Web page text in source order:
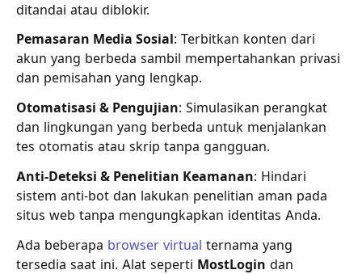
ditandai atau diblokir.
Pemasaran Media Sosial: Terbitkan konten dari
akun yang berbeda sambil mempertahankan privasi
dan pemisahan yang lengkap.
Otomatisasi & Pengujian: Simulasikan perangkat
dan lingkungan yang berbeda untuk menjalankan
tes otomatis atau skrip tanpa gangguan.
Anti-Deteksi & Penelitian Keamanan: Hindari
sistem anti-bot dan lakukan penelitian aman pada
situs web tanpa mengungkapkan identitas Anda.
Ada beberapa browser virtual ternama yang
tersedia saat ini. Alat seperti MostLogin dan